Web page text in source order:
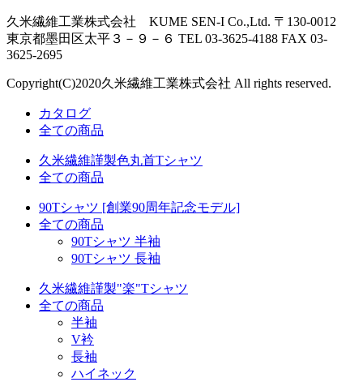
久米繊維工業株式会社 KUME SEN-I Co.,Ltd. 〒130-0012
東京都墨田区太平３－９－６ TEL 03-3625-4188 FAX 03-
3625-2695
Copyright(C)2020久米繊維工業株式会社 All rights reserved.
カタログ
全ての商品
久米繊維謹製色丸首Tシャツ
全ての商品
90Tシャツ [創業90周年記念モデル]
全ての商品
90Tシャツ 半袖
90Tシャツ 長袖
久米繊維謹製"楽"Tシャツ
全ての商品
半袖
V衿
長袖
ハイネック